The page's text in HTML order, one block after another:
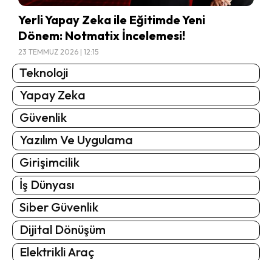
Yerli Yapay Zeka ile Eğitimde Yeni
Dönem: Notmatix İncelemesi!
23 TEMMUZ 2026 | 12:15
Teknoloji
Yapay Zeka
Güvenlik
Yazılım Ve Uygulama
Girişimcilik
İş Dünyası
Siber Güvenlik
Dijital Dönüşüm
Elektrikli Araç